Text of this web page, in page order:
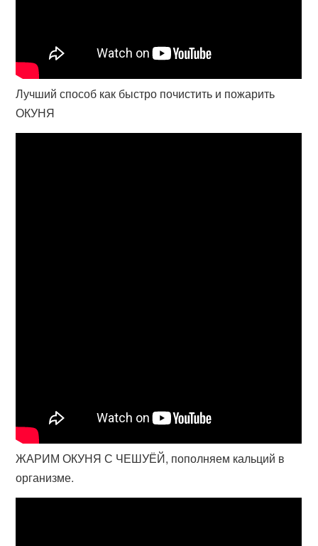
Лучший способ как быстро почистить и пожарить
ОКУНЯ
ЖАРИМ ОКУНЯ С ЧЕШУЁЙ, пополняем кальций в
организме.